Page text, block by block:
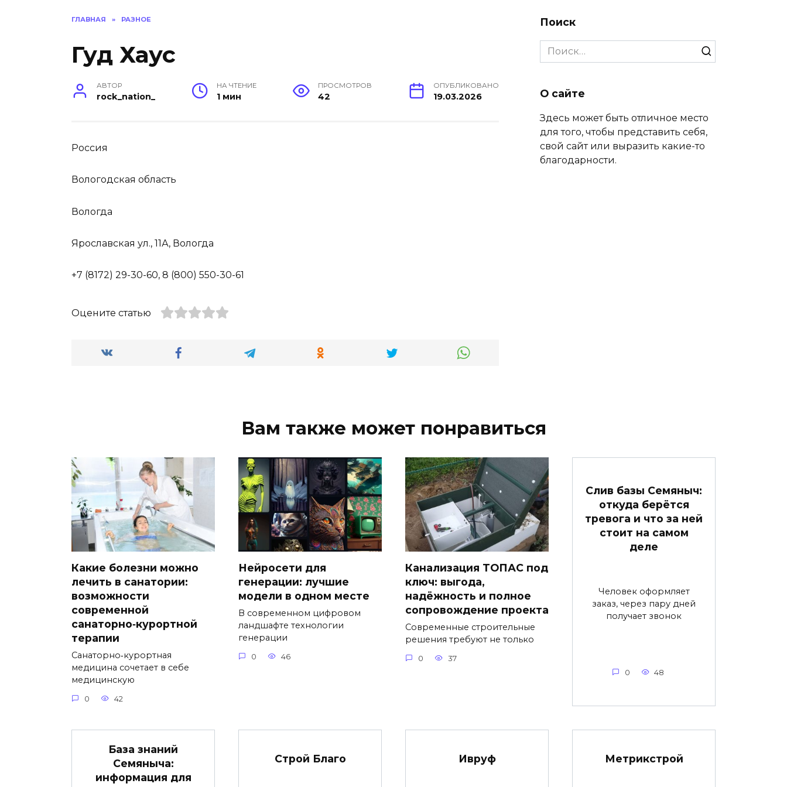
ГЛАВНАЯ » РАЗНОЕ
Гуд Хаус
АВТОР
rock_nation_
НА ЧТЕНИЕ
1 мин
ПРОСМОТРОВ
42
ОПУБЛИКОВАНО
19.03.2026
Россия
Вологодская область
Вологда
Ярославская ул., 11А, Вологда
+7 (8172) 29-30-60, 8 (800) 550-30-61
Оцените статью
Поиск
Search
for:
О сайте
Здесь может быть отличное место
для того, чтобы представить себя,
свой сайт или выразить какие-то
благодарности.
Вам также может понравиться
Какие болезни можно
лечить в санатории:
возможности
современной
санаторно‑курортной
терапии
Санаторно‑курортная
медицина сочетает в себе
медицинскую
0 42
Нейросети для
генерации: лучшие
модели в одном месте
В современном цифровом
ландшафте технологии
генерации
0 46
Канализация ТОПАС под
ключ: выгода,
надёжность и полное
сопровождение проекта
Современные строительные
решения требуют не только
0 37
Слив базы Семяныч:
откуда берётся
тревога и что за ней
стоит на самом
деле
Человек оформляет
заказ, через пару дней
получает звонок
0 48
База знаний
Семяныча:
информация для
Строй Благо Ивруф Метрикстрой